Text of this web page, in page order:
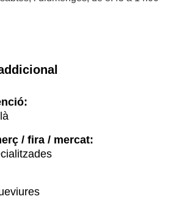
/ fira / mercat: